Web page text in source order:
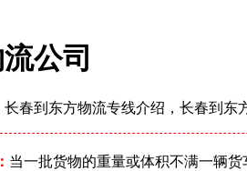
公司
春到东方物流专线介绍，长春到东
当一批货物的重量或体积不满一辆